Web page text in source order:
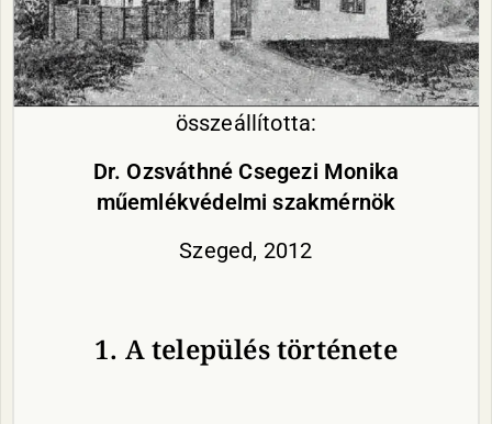
összeállította:
Dr. Ozsváthné Csegezi Monika
műemlékvédelmi szakmérnök
Szeged, 2012
1. A település története